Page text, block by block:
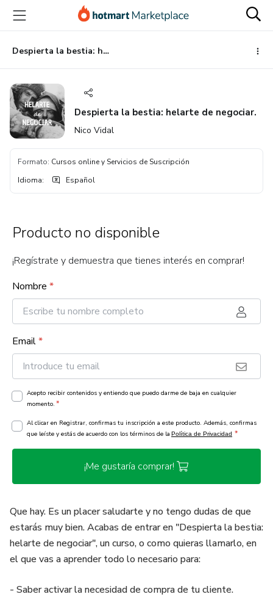
principal
página
de
página
Despierta la bestia: helarte de negociar.
Despierta la bestia: helarte de negociar.
Nico Vidal
Formato: Cursos online y Servicios de Suscripción
Idioma: Español
Producto no disponible
¡Regístrate y demuestra que tienes interés en comprar!
Nombre *
Email*
Acepto recibir contenidos y entiendo que puedo darme de baja en cualquier
momento. *
Al clicar en Registrar, confirmas tu inscripción a este producto. Además, confirmas
que leíste y estás de acuerdo con los términos de la Política de Privacidad *
¡Me gustaría comprar!
Que hay. Es un placer saludarte y no tengo dudas de que
estarás muy bien. Acabas de entrar en "Despierta la bestia:
helarte de negociar", un curso, o como quieras llamarlo, en
el que vas a aprender todo lo necesario para:
- Saber activar la necesidad de compra de tu cliente.